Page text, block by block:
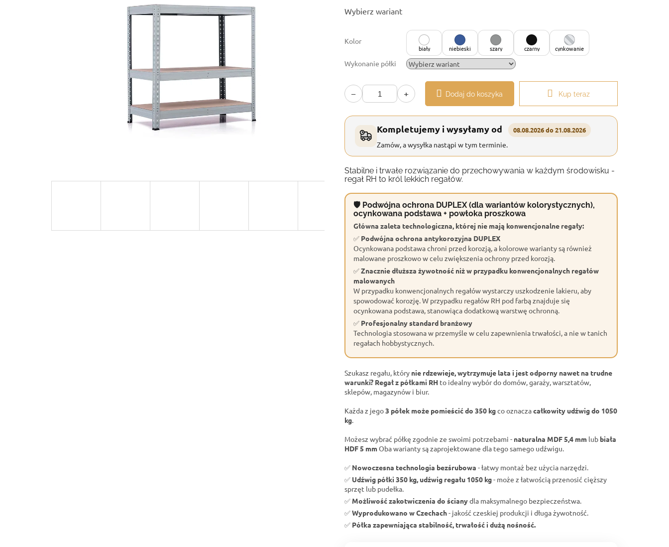
jednostkowa:
Wybierz wariant
Kolor
biały niebieski szary czarny cynkowanie
Wykonanie półki
− + Dodaj do koszyka Kup teraz
Kompletujemy i wysyłamy od 08.08.2026 do 21.08.2026
Zamów, a wysyłka nastąpi w tym terminie.
Stabilne i trwałe rozwiązanie do przechowywania w każdym środowisku -
regał RH to król lekkich regałów.
🛡 Podwójna ochrona DUPLEX (dla wariantów kolorystycznych),
ocynkowana podstawa + powłoka proszkowa
Główna zaleta technologiczna, której nie mają konwencjonalne regały:
✅ Podwójna ochrona antykorozyjna DUPLEX
Ocynkowana podstawa chroni przed korozją, a kolorowe warianty są również
malowane proszkowo w celu zwiększenia ochrony przed korozją.
✅Znacznie dłuższa żywotność niż w przypadku konwencjonalnych regałów
malowanych
W przypadku konwencjonalnych regałów wystarczy uszkodzenie lakieru, aby
spowodować korozję. W przypadku regałów RH pod farbą znajduje się
ocynkowana podstawa, stanowiąca dodatkową warstwę ochronną.
✅ Profesjonalny standard branżowy
Technologia stosowana w przemyśle w celu zapewnienia trwałości, a nie w tanich
regałach hobbystycznych.
Szukasz regału, który nie rdzewieje, wytrzymuje lata i jest odporny nawet na trudne
warunki? Regał z półkami RH to idealny wybór do domów, garaży, warsztatów,
sklepów, magazynów i biur.
Każda z jego3 półek może pomieścić do 350 kgco oznaczacałkowity udźwig do 1050
kg.
Możesz wybrać półkę zgodnie ze swoimi potrzebami - naturalna MDF 5,4 mm lub biała
HDF 5 mmOba warianty są zaprojektowane dla tego samego udźwigu.
✅ Nowoczesna technologia bezśrubowa - łatwy montaż bez użycia narzędzi.
✅ Udźwig półki 350 kg, udźwig regału 1050 kg- może z łatwością przenosić cięższy
sprzęt lub pudełka.
✅ Możliwość zakotwiczenia do ścianydla maksymalnego bezpieczeństwa.
✅Wyprodukowano w Czechach- jakość czeskiej produkcji i długa żywotność.
✅ Półka zapewniająca stabilność, trwałość i dużą nośność.